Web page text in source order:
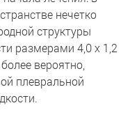
нечетко
структуры
размерами 4,0 х 1,2
вероятно,
плевральной